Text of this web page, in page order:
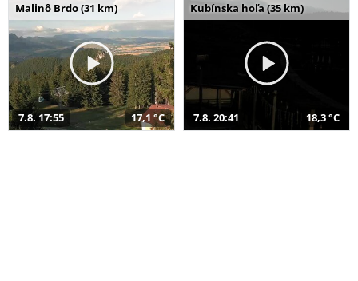
Malinô Brdo (31 km)
7.8. 17:55 17,1 °C
Kubínska hoľa (35 km)
7.8. 20:41 18,3 °C